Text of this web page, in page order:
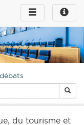
Toggle
infos
Toggle
navigation
du tourisme et